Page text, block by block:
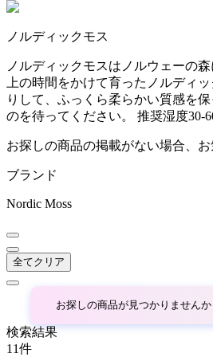
アイネクス
aluna
アルナ
アンドリューワールド
ANONIMA CASTELLI
ノルディックモス
ノルディックモスはノルウェーの
上の時間をかけて育ったノルディ
りして、ふっくら柔らかい質感を
のを待ってください。 推奨湿度30-
お探しの商品の掲載がない場合、お
ブランド
Nordic Moss
全てクリア
お探しの商品が見つかりません
検索結果
11件